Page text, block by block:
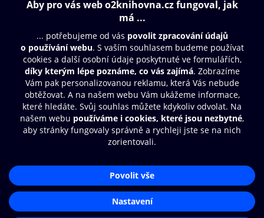
Obsah ke stažení
Moje O2 Knihovna
Další zábava
© O2 Czech Republic a.s.
Přístupnost
Zásady zpracování osobních údajůAplikace O2 Knihovna
Čti a poslouchej své e-knihy a
audioknihy rychleji a pohodlněji.